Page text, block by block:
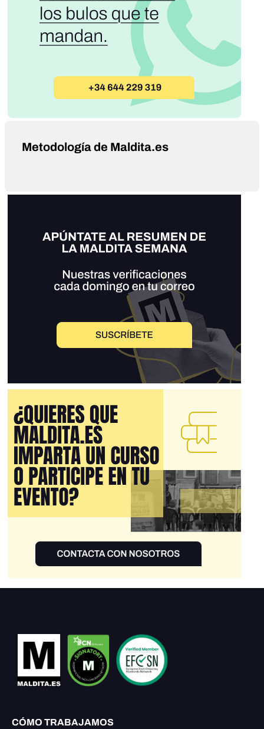
Metodología de Maldita.es
CÓMO TRABAJAMOS